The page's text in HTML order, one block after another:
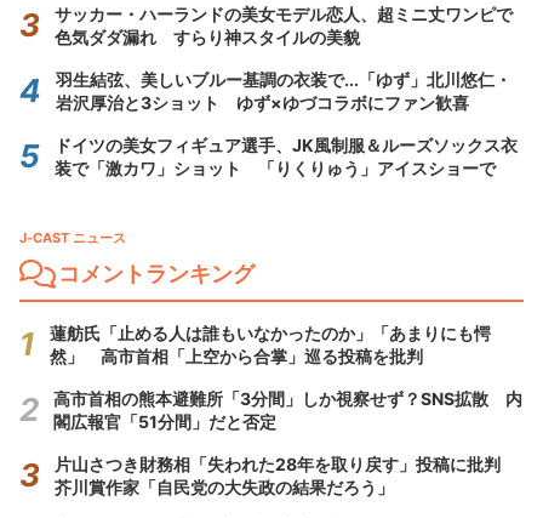
サッカー・ハーランドの美女モデル恋人、超ミニ丈ワンピで
色気ダダ漏れ すらり神スタイルの美貌
羽生結弦、美しいブルー基調の衣装で...「ゆず」北川悠仁・
岩沢厚治と3ショット ゆず×ゆづコラボにファン歓喜
ドイツの美女フィギュア選手、JK風制服＆ルーズソックス衣
装で「激カワ」ショット 「りくりゅう」アイスショーで
J-CAST ニュース
コメントランキング
蓮舫氏「止める人は誰もいなかったのか」「あまりにも愕
然」 高市首相「上空から合掌」巡る投稿を批判
高市首相の熊本避難所「3分間」しか視察せず？SNS拡散 内
閣広報官「51分間」だと否定
片山さつき財務相「失われた28年を取り戻す」投稿に批判
芥川賞作家「自民党の大失政の結果だろう」